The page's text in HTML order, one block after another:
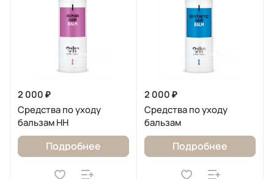
2 000 ₽
Средства по уходу
бальзам HH
Подробнее
2 000 ₽
Средства по уходу
бальзам
Подробнее